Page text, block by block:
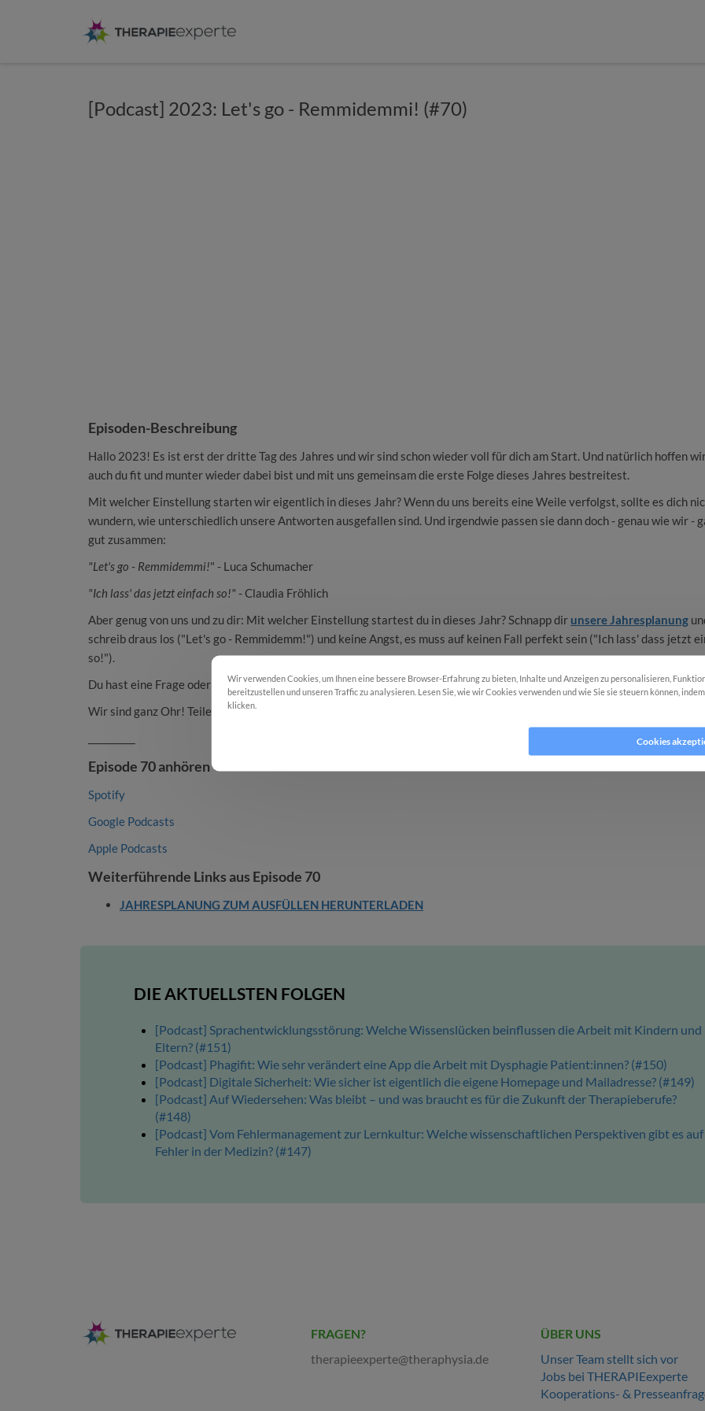
[Podcast] 2023: Let's go - Remmidemmi! (#70)
Episoden-Beschreibung
Hallo 2023! Es ist erst der dritte Tag des Jahres und wir sind schon wieder voll für dich am Start. Und natürlich hoffen
auch du fit und munter wieder dabei bist und mit uns gemeinsam die erste Folge dieses Jahres bestreitest.
Mit welcher Einstellung starten wir eigentlich in dieses Jahr? Wenn du uns bereits eine Weile verfolgst, sollte es dich
wundern, wie unterschiedlich unsere Antworten ausgefallen sind. Und irgendwie passen sie dann doch - genau wie wir -
gut zusammen:
"Let's go - Remmidemmi!" - Luca Schumacher
"Ich lass' das jetzt einfach so!" - Claudia Fröhlich
Aber genug von uns und zu dir: Mit welcher Einstellung startest du in dieses Jahr? Schnapp dir unsere Jahresplanung
schreib draus los ("Let's go - Remmidemm!") und keine Angst, es muss auf keinen Fall perfekt sein ("Ich lass' dass jetzt
so!").
Du hast eine Frage oder einen Fall, der/dem wir für dich nachgehen sollen?
Wir sind ganz Ohr! Teile uns deine Wünsche sehr gern
Episode 70 anhören
Spotify
Google Podcasts
Apple Podcasts
Weiterführende Links aus Episode 70
JAHRESPLANUNG ZUM AUSFÜLLEN HERUNTERLADEN
DIE AKTUELLSTEN FOLGEN
[Podcast] Sprachentwicklungsstörung: Welche Wissenslücken beinflussen die Arbeit mit Kindern und
Eltern? (#151)
[Podcast] Phagifit: Wie sehr verändert eine App die Arbeit mit Dysphagie Patient:innen? (#150)
[Podcast] Digitale Sicherheit: Wie sicher ist eigentlich die eigene Homepage und Mailadresse? (#149)
[Podcast] Auf Wiedersehen: Was bleibt – und was braucht es für die Zukunft der Therapieberufe?
(#148)
[Podcast] Vom Fehlermanagement zur Lernkultur: Welche wissenschaftlichen Perspektiven gibt es auf
Fehler in der Medizin? (#147)
FRAGEN?
therapieexperte@theraphysia.de
ÜBER UNS
Unser Team stellt sich vor
Jobs bei THERAPIEexperte
Kooperations- &
Wir verwenden Cookies, um Ihnen eine bessere Browser-Erfahrung zu bieten, Inhalte und Anzeigen zu personalisieren,
bereitzustellen und unseren Traffic zu analysieren. Lesen Sie, wie wir Cookies verwenden und wie Sie sie steuern können,
klicken.
Cookies